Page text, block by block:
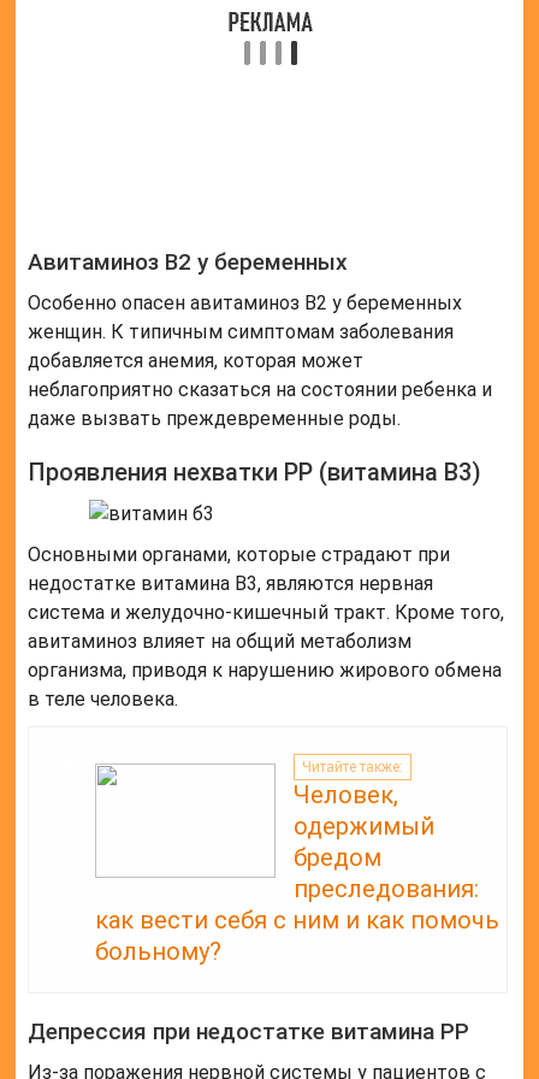
неблагоприятно сказаться на состоянии ребенка и
даже вызвать преждевременные роды.
авитаминоз влияет на общий метаболизм
организма, приводя к нарушению жирового обмена
в теле человека.
Читайте также:
Человек,
бредом
как вести себя с ним и как помочь
больному?
Депрессия при недостатке витамина РР
Из-за поражения нервной системы у пациентов с
характеризуется стойким ухудшением настроения
человека, появлением необъяснимой тоски и
повышенной раздражительностью, быстрой
утомляемостью и частыми головными болями.
Поражение ЖКТ на фоне авитаминоза
Влияние недостатка витамина на пищеварительную